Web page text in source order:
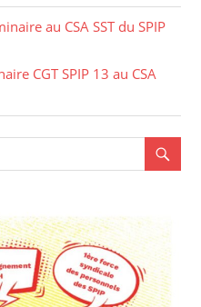
au CSA SST du SPIP
CGT SPIP 13 au CSA